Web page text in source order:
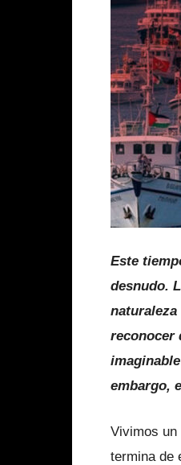
Este
desnudo.
reconocer
embargo,
Vivimos un
termina de